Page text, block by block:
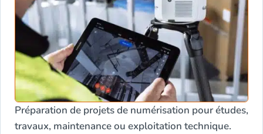
Préparation de projets de numérisation pour études,
travaux, maintenance ou exploitation technique.